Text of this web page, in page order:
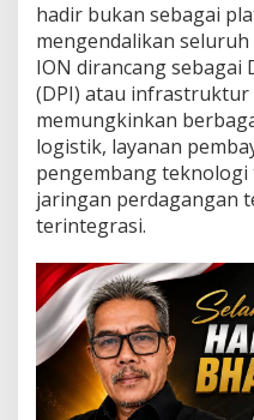
m
e
r
c
e
I
n
d
o
n
i
a
L
e
w
a
t
hadir bukan sebagai
mengendalikan
ION dirancang
(DPI) atau
memungkinkan
logistik, layanan
pengembang
jaringan perdagangan
terintegrasi.